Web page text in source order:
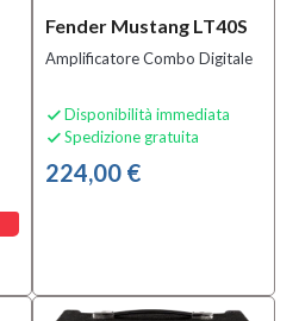
Fender Mustang LT40S
Amplificatore Combo Digitale
 Disponibilità immediata
 Spedizione gratuita
224,00 €